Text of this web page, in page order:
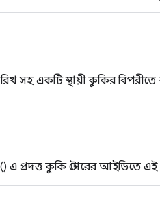
সহ একটি স্থায়ী কুকির
প্রদত্ত কুকি স্টোরের আইডিতে এই